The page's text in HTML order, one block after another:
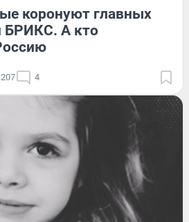
коронуют главных
БРИКС. А кто
4